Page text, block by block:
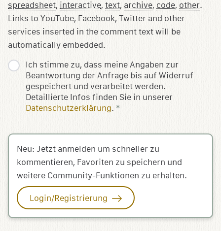
Ich stimme zu, dass meine Angaben zur
Beantwortung der Anfrage bis auf Widerruf
gespeichert und verarbeitet werden.
Detaillierte Infos finden Sie in unserer
Datenschutzerklärung. *
spreadsheet, interactive, text, archive, code, other.
Links to YouTube, Facebook, Twitter and other
services inserted in the comment text will be
automatically embedded.
Neu: Jetzt anmelden um schneller zu
kommentieren, Favoriten zu speichern und
weitere Community-Funktionen zu erhalten.
Login/Registrierung